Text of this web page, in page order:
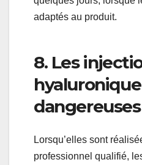
adaptés au produit.
8. Les
Lorsqu’elles sont
professionnel qualifié,